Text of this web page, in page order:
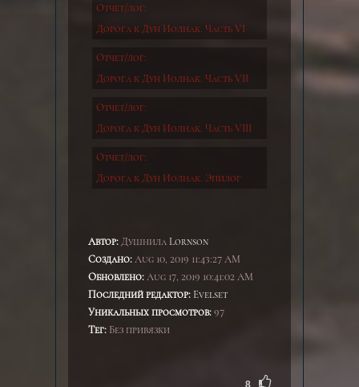
Отчет/лог:
Дорога к Дун Иолнак. Часть VI
Отчет/лог:
Дорога к Дун Иолнак. Часть VII
Отчет/лог:
Дорога к Дун Иолнак. Часть VIII
Отчет/лог:
Дорога к Дун Иолнак. Эпилог
Автор: Душнила Lornson
Создано: Aug 10, 2019 11:43:27 AM
Обновлено: Aug 17, 2019 10:41:02 AM
Последний редактор: Evelset
Уникальных просмотров: 97
Тег: Без привязки
8